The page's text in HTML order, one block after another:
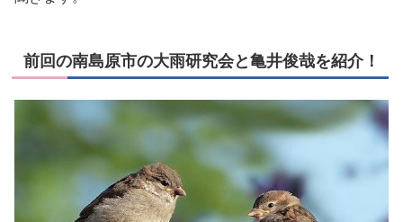
前回の南島原市の大雨研究会と亀井俊哉を紹介！